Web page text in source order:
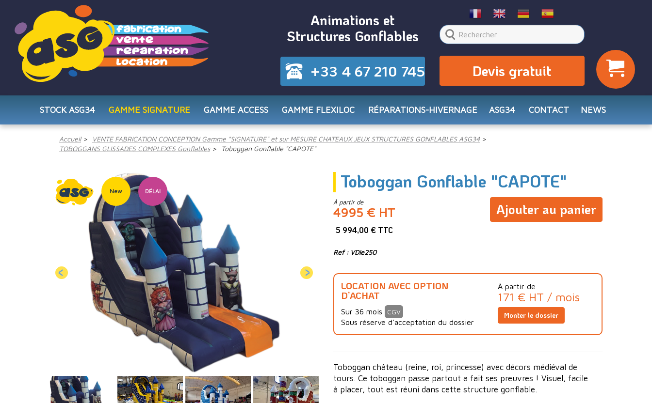
Animations et
Structures Gonflables
+33 4 67 210 745 Devis gratuit
STOCK ASG34 GAMME SIGNATURE GAMME ACCESS GAMME FLEXILOC RÉPARATIONS-HIVERNAGE ASG34 CONTACT NEWS
Accueil
VENTE FABRICATION CONCEPTION Gamme "SIGNATURE" et sur MESURE CHATEAUX JEUX STRUCTURES GONFLABLES ASG34
TOBOGGANS GLISSADES COMPLEXES Gonflables
Toboggan Gonflable "CAPOTE"
New DÉLAI Toboggan Gonflable "CAPOTE"
À partir de
4995 € HT
5 994,00 € TTC
Ajouter au panier
Ref : VDie250
LOCATION AVEC OPTION
D’ACHAT
Sur 36 mois CGV
Sous réserve d’acceptation du dossier
À partir de
171 € HT / mois
Monter le dossier
Toboggan château (reine, roi, princesse) avec décors médiéval de
tours. Ce toboggan passe partout a fait ses preuvres ! Visuel, facile
à placer, tout est réuni dans cette structure gonflable.